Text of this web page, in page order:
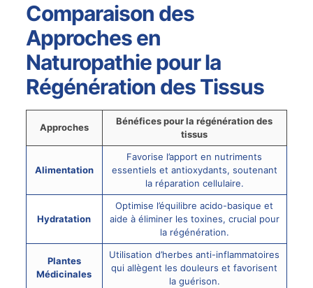
Comparaison des
Approches en
Naturopathie pour la
Régénération des Tissus
Approches
Bénéfices pour la régénération des
tissus
Alimentation
Favorise l’apport en nutriments
essentiels et antioxydants, soutenant
la réparation cellulaire.
Hydratation
Optimise l’équilibre acido-basique et
aide à éliminer les toxines, crucial pour
la régénération.
Plantes
Médicinales
Utilisation d’herbes anti-inflammatoires
qui allègent les douleurs et favorisent
la guérison.